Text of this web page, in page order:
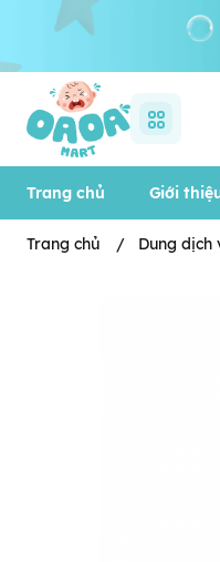
Trang chủ Giới
Trang chủ / Dung dịch